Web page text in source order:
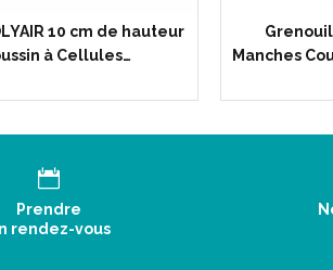
10 cm de hauteur
à Cellules…
Manches
Prendre
rendez-vous